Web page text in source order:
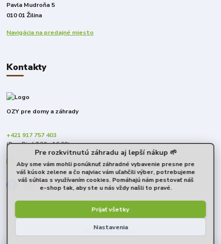
Pavla Mudroňa 5
010 01 Žilina
Navigácia na predajné miesto
Kontakty
OZY pre domy a záhrady
+421 917 757 403
(Po - Pia | 7:30 - 16:00)
obchod@predomyazahrady.sk
© 2026 OZY s.r.o.
Pre rozkvitnutú záhradu aj lepší nákup 🌱
Aby sme vám mohli ponúknuť záhradné vybavenie presne pre
váš kúsok zelene a čo najviac vám uľahčili výber, potrebujeme
váš súhlas s využívaním cookies. Pomáhajú nám pestovať náš
e-shop tak, aby ste u nás vždy našli to pravé.
Nastavenia
Prijať všetky